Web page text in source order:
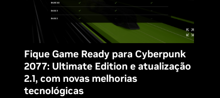
Fique Game Ready para Cyberpunk
2077: Ultimate Edition e atualização
2.1, com novas melhorias
tecnológicas